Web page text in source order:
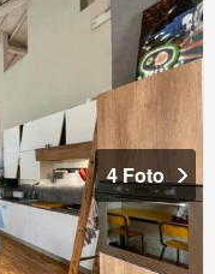
4 Foto